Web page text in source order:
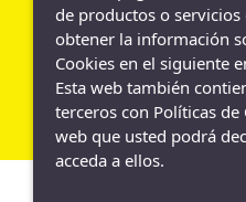
40
40_41
41
41_42
41.5
APACHE
GARVALIN
BAERCHI
BARHUBER
BATILAS
CAYETANO GIMENEZ
- Calle Maestra 86, Mancha
953 294 589
de productos o
obtener la información
Cookies en el siguiente
Esta web también
terceros con Políticas de
web que usted podrá
acceda a ellos.